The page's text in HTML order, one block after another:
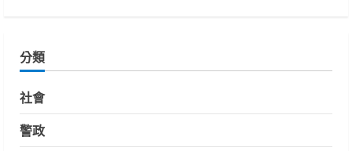
分類
社會
警政